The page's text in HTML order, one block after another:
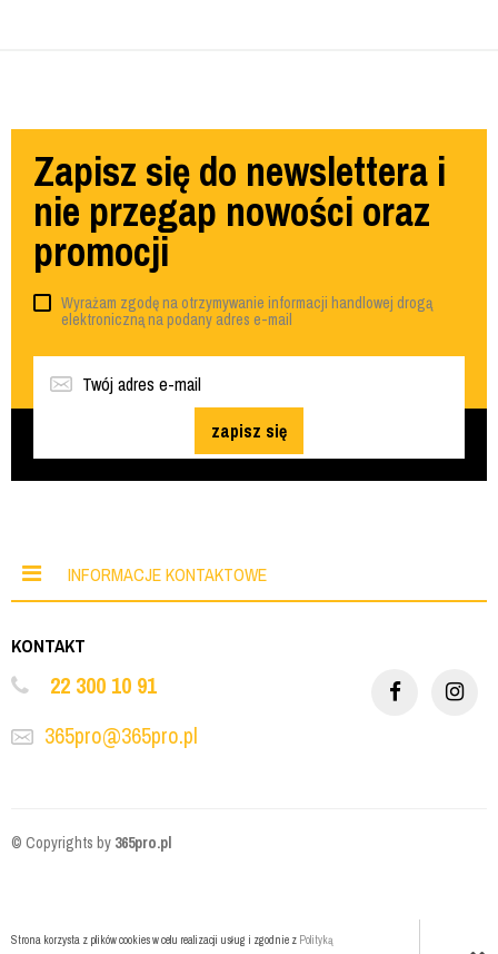
Zapisz się do newslettera i
nie przegap nowości oraz
promocji
Wyrażam zgodę na otrzymywanie informacji handlowej drogą
elektroniczną na podany adres e-mail
zapisz się
INFORMACJE KONTAKTOWE
KONTAKT
22 300 10 91
365pro@365pro.pl
© Copyrights by 365pro.pl
Strona korzysta z plików cookies w celu realizacji usług i zgodnie z Polityką